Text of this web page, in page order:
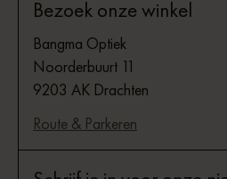
Bezoek onze winkel
Bangma Optiek
Noorderbuurt 11
9203 AK Drachten
Route & Parkeren